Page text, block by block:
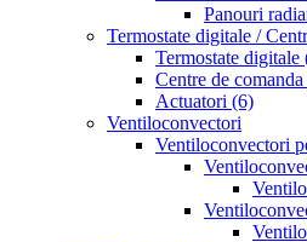
Panouri
Termostate digitale /
Termostate digitale
Centre de comanda
Actuatori (6)
Ventiloconvectori
Ventiloconvectori